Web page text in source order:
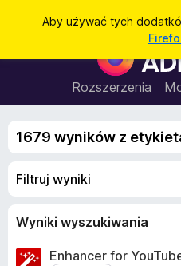
Aby używać tych
Rozszerzenia
s
1679 wyników z
Filtruj wyniki
Wyniki wyszukiwania
Enhancer for